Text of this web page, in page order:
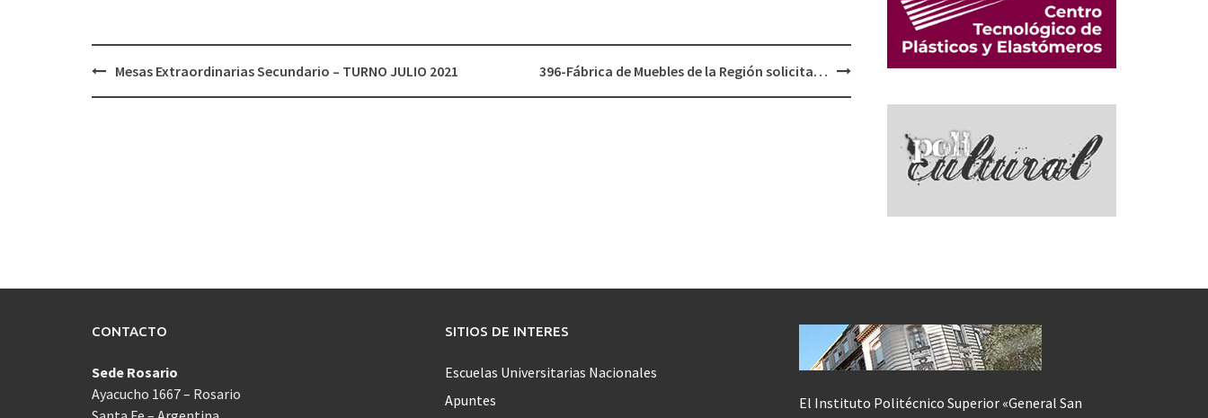
Navegación
Mesas Extraordinarias Secundario – TURNO JULIO 2021 396-Fábrica de Muebles de la Región solicita…
CONTACTO
Sede Rosario
Ayacucho 1667 – Rosario
SITIOS DE INTERES
Escuelas Universitarias Nacionales
Apuntes
El Instituto Politécnico Superior «General San